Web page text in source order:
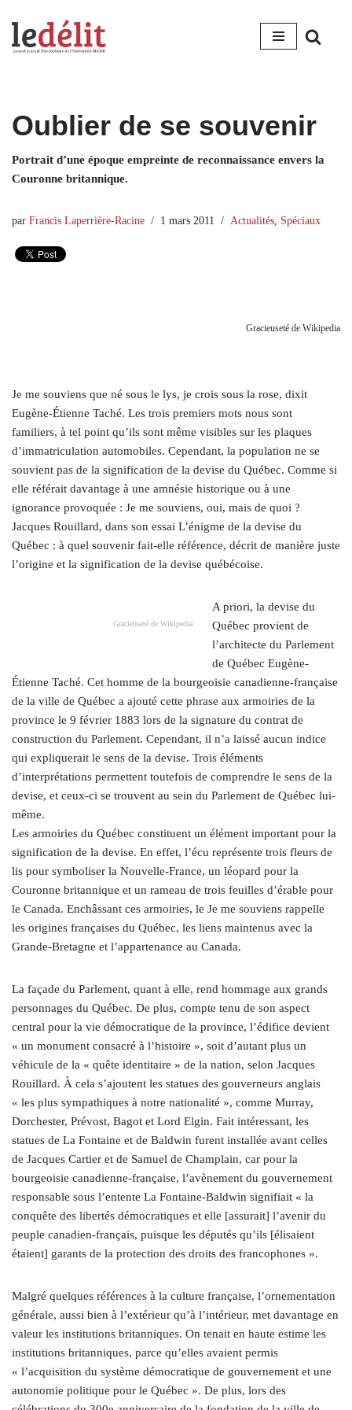
Aller
Oublier de se souvenir
Portrait d’une époque empreinte de reconnaissance envers la
Couronne britannique.
par Francis Laperrière-Racine 1 mars 2011 Actualités Spéciaux
Gracieuseté de Wikipedia
Je me souviens que né sous le lys, je crois sous la rose, dixit
Eugène-Étienne Taché. Les trois premiers mots nous sont
familiers, à tel point qu’ils sont même visibles sur les plaques
d’immatriculation automobiles. Cependant, la population ne se
souvient pas de la signification de la devise du Québec. Comme si
elle référait davantage à une amnésie historique ou à une
ignorance provoquée : Je me souviens, oui, mais de quoi ?
Jacques Rouillard, dans son essai L’énigme de la devise du
Québec : à quel souvenir fait-elle référence, décrit de manière juste
l’origine et la signification de la devise québécoise.
Gracieuseté de Wikipedia
A priori, la devise du
Québec provient de
l’architecte du Parlement
de Québec Eugène-
Étienne Taché. Cet homme de la bourgeoisie canadienne-française
de la ville de Québec a ajouté cette phrase aux armoiries de la
province le 9 février 1883 lors de la signature du contrat de
construction du Parlement. Cependant, il n’a laissé aucun indice
qui expliquerait le sens de la devise. Trois éléments
d’interprétations permettent toutefois de comprendre le sens de la
devise, et ceux-ci se trouvent au sein du Parlement de Québec lui-
même.
Les armoiries du Québec constituent un élément important pour la
signification de la devise. En effet, l’écu représente trois fleurs de
lis pour symboliser la Nouvelle-France, un léopard pour la
Couronne britannique et un rameau de trois feuilles d’érable pour
le Canada. Enchâssant ces armoiries, le Je me souviens rappelle
les origines françaises du Québec, les liens maintenus avec la
Grande-Bretagne et l’appartenance au Canada.
La façade du Parlement, quant à elle, rend hommage aux grands
personnages du Québec. De plus, compte tenu de son aspect
central pour la vie démocratique de la province, l’édifice devient
« un monument consacré à l’histoire », soit d’autant plus un
véhicule de la « quête identitaire » de la nation, selon Jacques
Rouillard. À cela s’ajoutent les statues des gouverneurs anglais
« les plus sympathiques à notre nationalité », comme Murray,
Dorchester, Prévost, Bagot et Lord Elgin. Fait intéressant, les
statues de La Fontaine et de Baldwin furent installée avant celles
de Jacques Cartier et de Samuel de Champlain, car pour la
bourgeoisie canadienne-française, l’avènement du gouvernement
responsable sous l’entente La Fontaine-Baldwin signifiait « la
conquête des libertés démocratiques et elle [assurait] l’avenir du
peuple canadien-français, puisque les députés qu’ils [élisaient
étaient] garants de la protection des droits des francophones ».
Malgré quelques références à la culture française, l’ornementation
générale, aussi bien à l’extérieur qu’à l’intérieur, met davantage en
valeur les institutions britanniques. On tenait en haute estime les
institutions britanniques, parce qu’elles avaient permis
« l’acquisition du système démocratique de gouvernement et une
autonomie politique pour le Québec ». De plus, lors des